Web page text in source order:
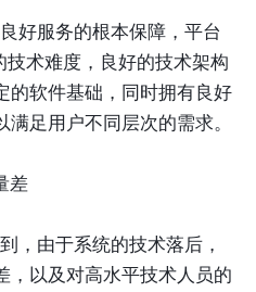
好服务的根本保障，平台
术难度，良好的技术架构
的软件基础，同时拥有良好
足用户不同层次的需求。
差
，由于系统的技术落后，
，以及对高水平技术人员的